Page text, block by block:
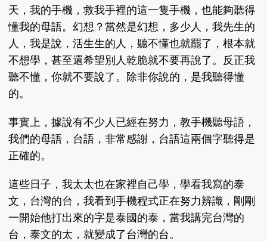
天，我的手機，救我手裡的這一隻手機，也能夠聽得
懂我的母語。幻想？當然是幻想，多少人，我先生的
人，我是說，活生生的人，聽不懂也就罷了，根本就
不想學，甚至還希望別人乾脆就不要再說了。反正我
聽不懂，你就不要說了。除非你說的，是我聽得懂
的。
事實上，據說有不少人已經在努力，教手機聽母語，
我們的母語，台語，非常感謝，台語這兩個字聽得是
正確的。
這些日子，我太太也在家裡自己學，學看我寫的泰
文，台灣的台，我看到手機程式正在努力辨識，剛剛
一開始他打出來的字是泰國的泰，當我講完台灣的
台，泰文的太，就變成了台灣的台。